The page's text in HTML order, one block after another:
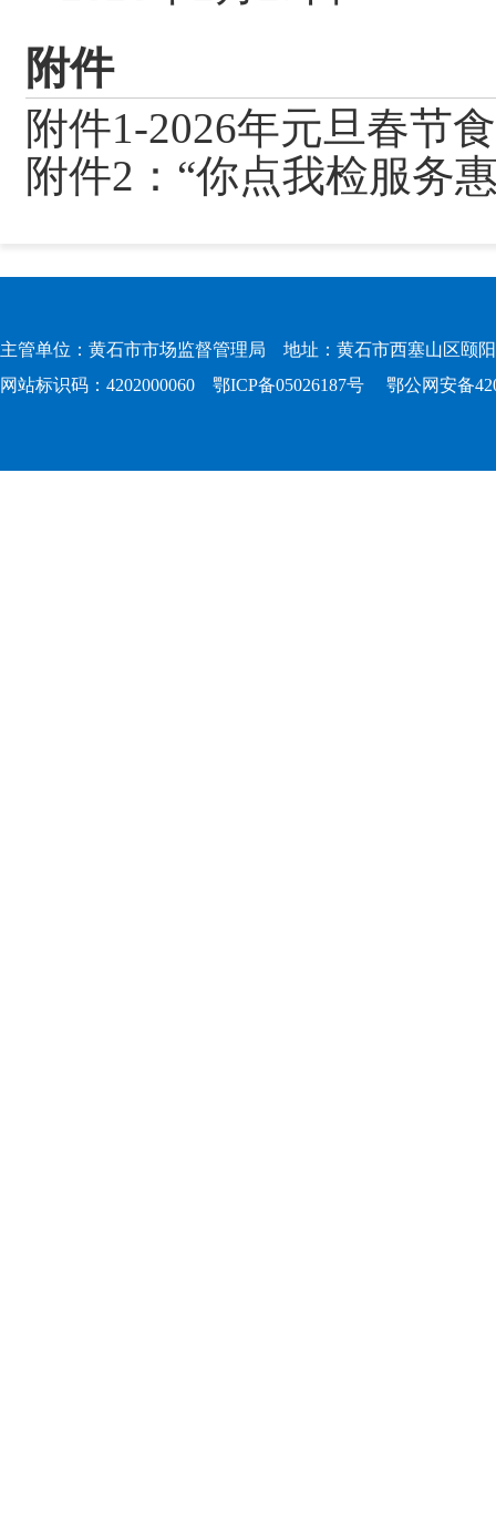
附件
附件1-2026年元旦春节
附件2：“你点我检服务
主管单位：黄石市市场监督管理局 地址：黄石市西塞山区颐
网站标识码：4202000060 鄂ICP备05026187号 鄂公网安备